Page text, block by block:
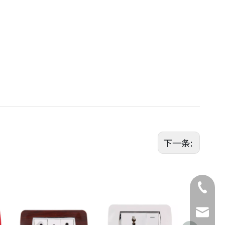
下一条:
座机号码
电话
邮箱